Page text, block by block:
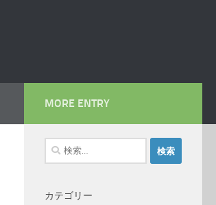
MORE ENTRY
検
索:
カテゴリー